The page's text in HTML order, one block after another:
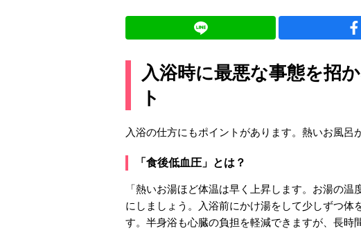
入浴時に最悪な事態を招
ト
入浴の仕方にもポイントがあります。熱いお風呂
「食後低血圧」とは？
「熱いお湯ほど体温は早く上昇します。お湯の
にしましょう。入浴前にかけ湯をして少しずつ体
す。半身浴も心臓の負担を軽減できますが、長時